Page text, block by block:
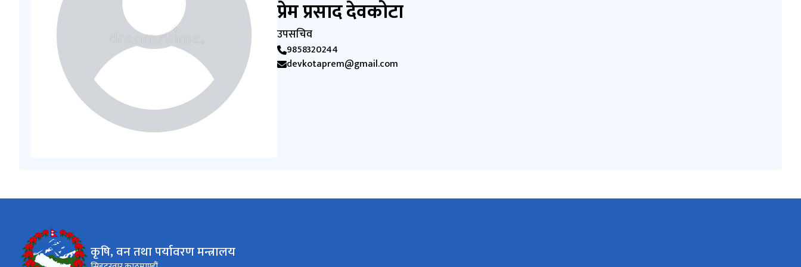
प्रेम प्रसाद देवकोटा
उपसचिव
9858320244
devkotaprem@gmail.com
कृषि, वन तथा पर्यावरण मन्त्रालय